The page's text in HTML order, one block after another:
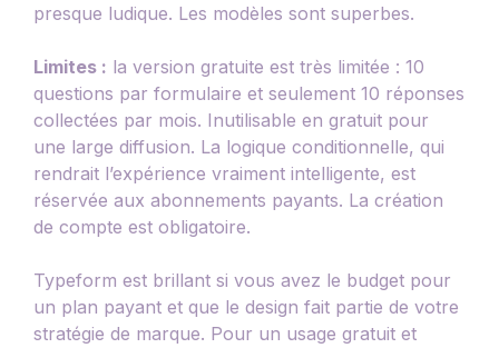
presque ludique. Les modèles sont superbes.
Limites : la version gratuite est très limitée : 10
questions par formulaire et seulement 10 réponses
collectées par mois. Inutilisable en gratuit pour
une large diffusion. La logique conditionnelle, qui
rendrait l’expérience vraiment intelligente, est
réservée aux abonnements payants. La création
de compte est obligatoire.
Typeform est brillant si vous avez le budget pour
un plan payant et que le design fait partie de votre
stratégie de marque. Pour un usage gratuit et